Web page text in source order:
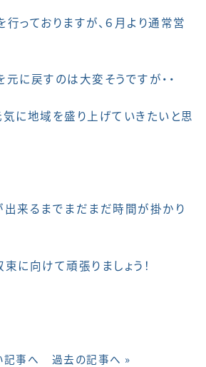
っておりますが、６月より通常営
に戻すのは大変そうですが・・
に地域を盛り上げていきたいと思
来るまでまだまだ時間が掛かり
に向けて頑張りましょう！
記事へ 過去の記事へ »